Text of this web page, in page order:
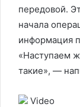
передовой.
начала
информация
«Наступаем
такие», —
Video